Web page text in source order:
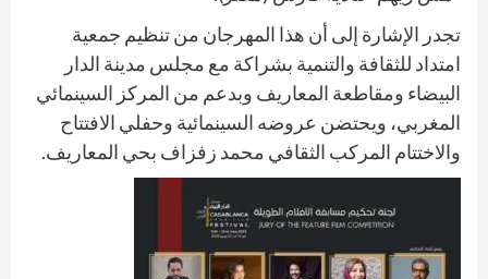
تجدر الإشارة إلى أن هذا المهرجان من تنظيم جمعية
امتداد للثقافة والتنمية بشراكة مع مجلس مدينة الدار
البيضاء ومقاطعة المعاريف وبدعم من المركز السينمائي
المغربي، ويحتضن عروضه السينمائية وحفلي الافتتاح
والاختتام المركب الثقافي محمد زفزاف بحي المعاريف.